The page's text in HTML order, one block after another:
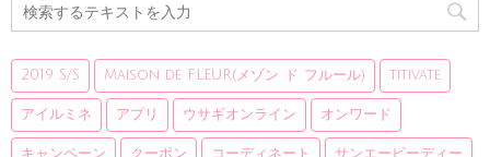
2019 S/S Maison de FLEUR(メゾン ド フルール) titivate
アイルミネ アプリ ウサギオンライン オンワード
キャンペーン クーポン コーディネート サンエービーディー